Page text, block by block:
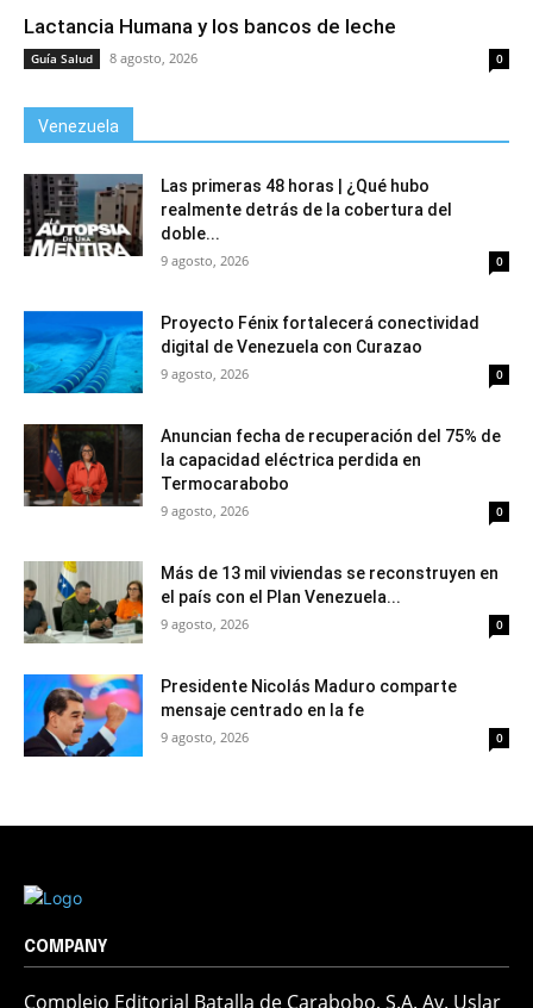
Lactancia Humana y los bancos de leche
Guía Salud 8 agosto, 2026 0
Venezuela
Las primeras 48 horas | ¿Qué hubo
realmente detrás de la cobertura del
doble...
9 agosto, 2026 0
Proyecto Fénix fortalecerá conectividad
digital de Venezuela con Curazao
9 agosto, 2026 0
Anuncian fecha de recuperación del 75% de
la capacidad eléctrica perdida en
Termocarabobo
9 agosto, 2026 0
Más de 13 mil viviendas se reconstruyen en
el país con el Plan Venezuela...
9 agosto, 2026 0
Presidente Nicolás Maduro comparte
mensaje centrado en la fe
9 agosto, 2026 0
COMPANY
Complejo Editorial Batalla de Carabobo, S.A. Av. Uslar